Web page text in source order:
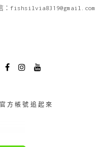
：fishsilvia8319@gmail.com
方帳號追起來